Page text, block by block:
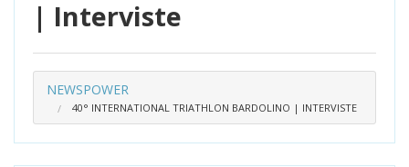
| Interviste
NEWSPOWER
40° INTERNATIONAL TRIATHLON BARDOLINO | INTERVISTE